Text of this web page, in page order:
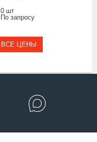
0 шт
По запросу
ВСЕ ЦЕНЫ